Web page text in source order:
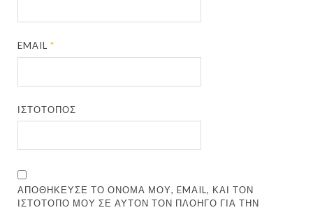
EMAIL*
ΙΣΤΌΤΟΠΟΣ
ΑΠΟΘΉΚΕΥΣΕ ΤΟ ΌΝΟΜΆ ΜΟΥ, EMAIL, ΚΑΙ ΤΟΝ
ΙΣΤΌΤΟΠΟ ΜΟΥ ΣΕ ΑΥΤΌΝ ΤΟΝ ΠΛΟΗΓΌ ΓΙΑ ΤΗΝ